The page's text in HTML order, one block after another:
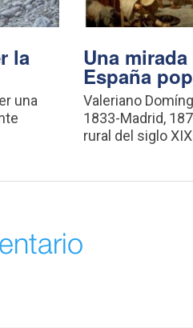
la
una
Una
España
Valeriano
1833-Madrid,
rural del siglo